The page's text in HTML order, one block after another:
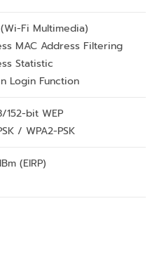
Fi Multimedia)
MAC Address Filtering
Statistic
Login Function
152-bit WEP
/ WPA2-PSK
(EIRP)